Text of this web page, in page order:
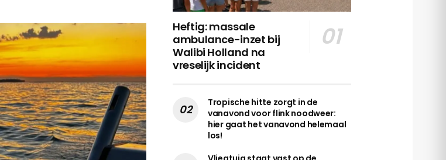
Heftig: massale
ambulance-inzet bij
Walibi Holland na
vreselijk incident
Tropische hitte zorgt in de
vanavond voor flink noodweer:
hier gaat het vanavond helemaal
los!